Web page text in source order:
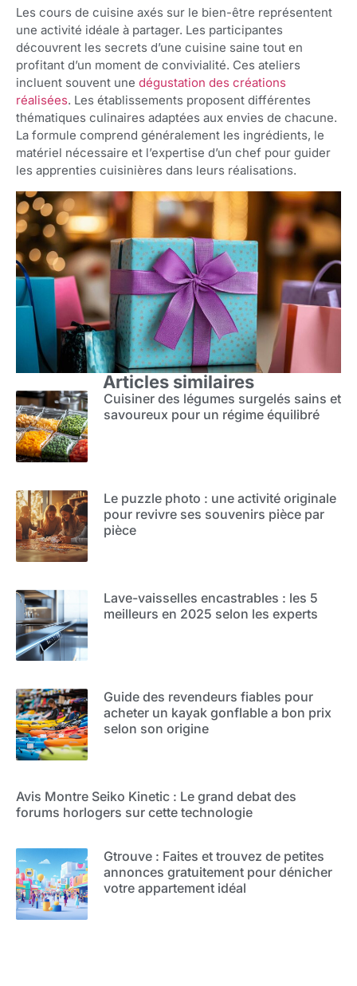
Les cours de cuisine axés sur le bien-être représentent
une activité idéale à partager. Les participantes
découvrent les secrets d’une cuisine saine tout en
profitant d’un moment de convivialité. Ces ateliers
incluent souvent une dégustation des créations
réalisées. Les établissements proposent différentes
thématiques culinaires adaptées aux envies de chacune.
La formule comprend généralement les ingrédients, le
matériel nécessaire et l’expertise d’un chef pour guider
les apprenties cuisinières dans leurs réalisations.
Articles similaires
Cuisiner des légumes surgelés sains et
savoureux pour un régime équilibré
Le puzzle photo : une activité originale
pour revivre ses souvenirs pièce par
pièce
Lave-vaisselles encastrables : les 5
meilleurs en 2025 selon les experts
Guide des revendeurs fiables pour
acheter un kayak gonflable a bon prix
selon son origine
Avis Montre Seiko Kinetic : Le grand debat des
forums horlogers sur cette technologie
Gtrouve : Faites et trouvez de petites
annonces gratuitement pour dénicher
votre appartement idéal